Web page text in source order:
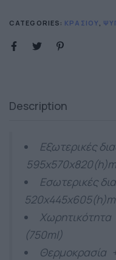
CATEGORIES: ΚΡΑΣΙΟΎ ,
Description
Εξωτερικές
Εσωτερικές
Χωρητικότητα
(750ml)
Θερμοκρασία